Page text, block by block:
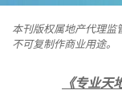
本刊版权属地产代理监
不可复制作商业用途。
《专业天